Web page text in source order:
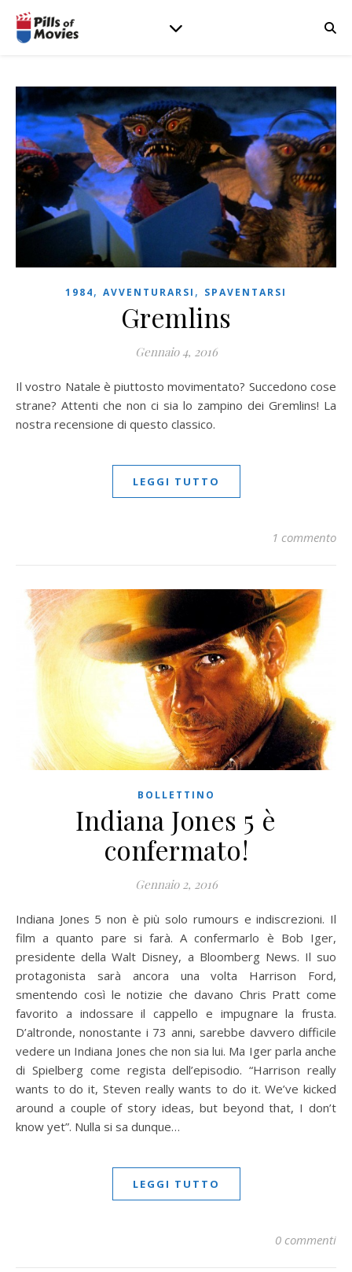
1984, AVVENTURARSI , SPAVENTARSI
Gremlins
Gennaio 4, 2016
Il vostro Natale è piuttosto movimentato? Succedono cose
strane? Attenti che non ci sia lo zampino dei Gremlins! La
nostra recensione di questo classico.
LEGGI TUTTO
1 commento
BOLLETTINO
Indiana Jones 5 è
confermato!
Gennaio 2, 2016
Indiana Jones 5 non è più solo rumours e indiscrezioni. Il
film a quanto pare si farà. A confermarlo è Bob Iger,
presidente della Walt Disney, a Bloomberg News. Il suo
protagonista sarà ancora una volta Harrison Ford,
smentendo così le notizie che davano Chris Pratt come
favorito a indossare il cappello e impugnare la frusta.
D’altronde, nonostante i 73 anni, sarebbe davvero difficile
vedere un Indiana Jones che non sia lui. Ma Iger parla anche
di Spielberg come regista dell’episodio. “Harrison really
wants to do it, Steven really wants to do it. We’ve kicked
around a couple of story ideas, but beyond that, I don’t
know yet”. Nulla si sa dunque…
LEGGI TUTTO
0 commenti